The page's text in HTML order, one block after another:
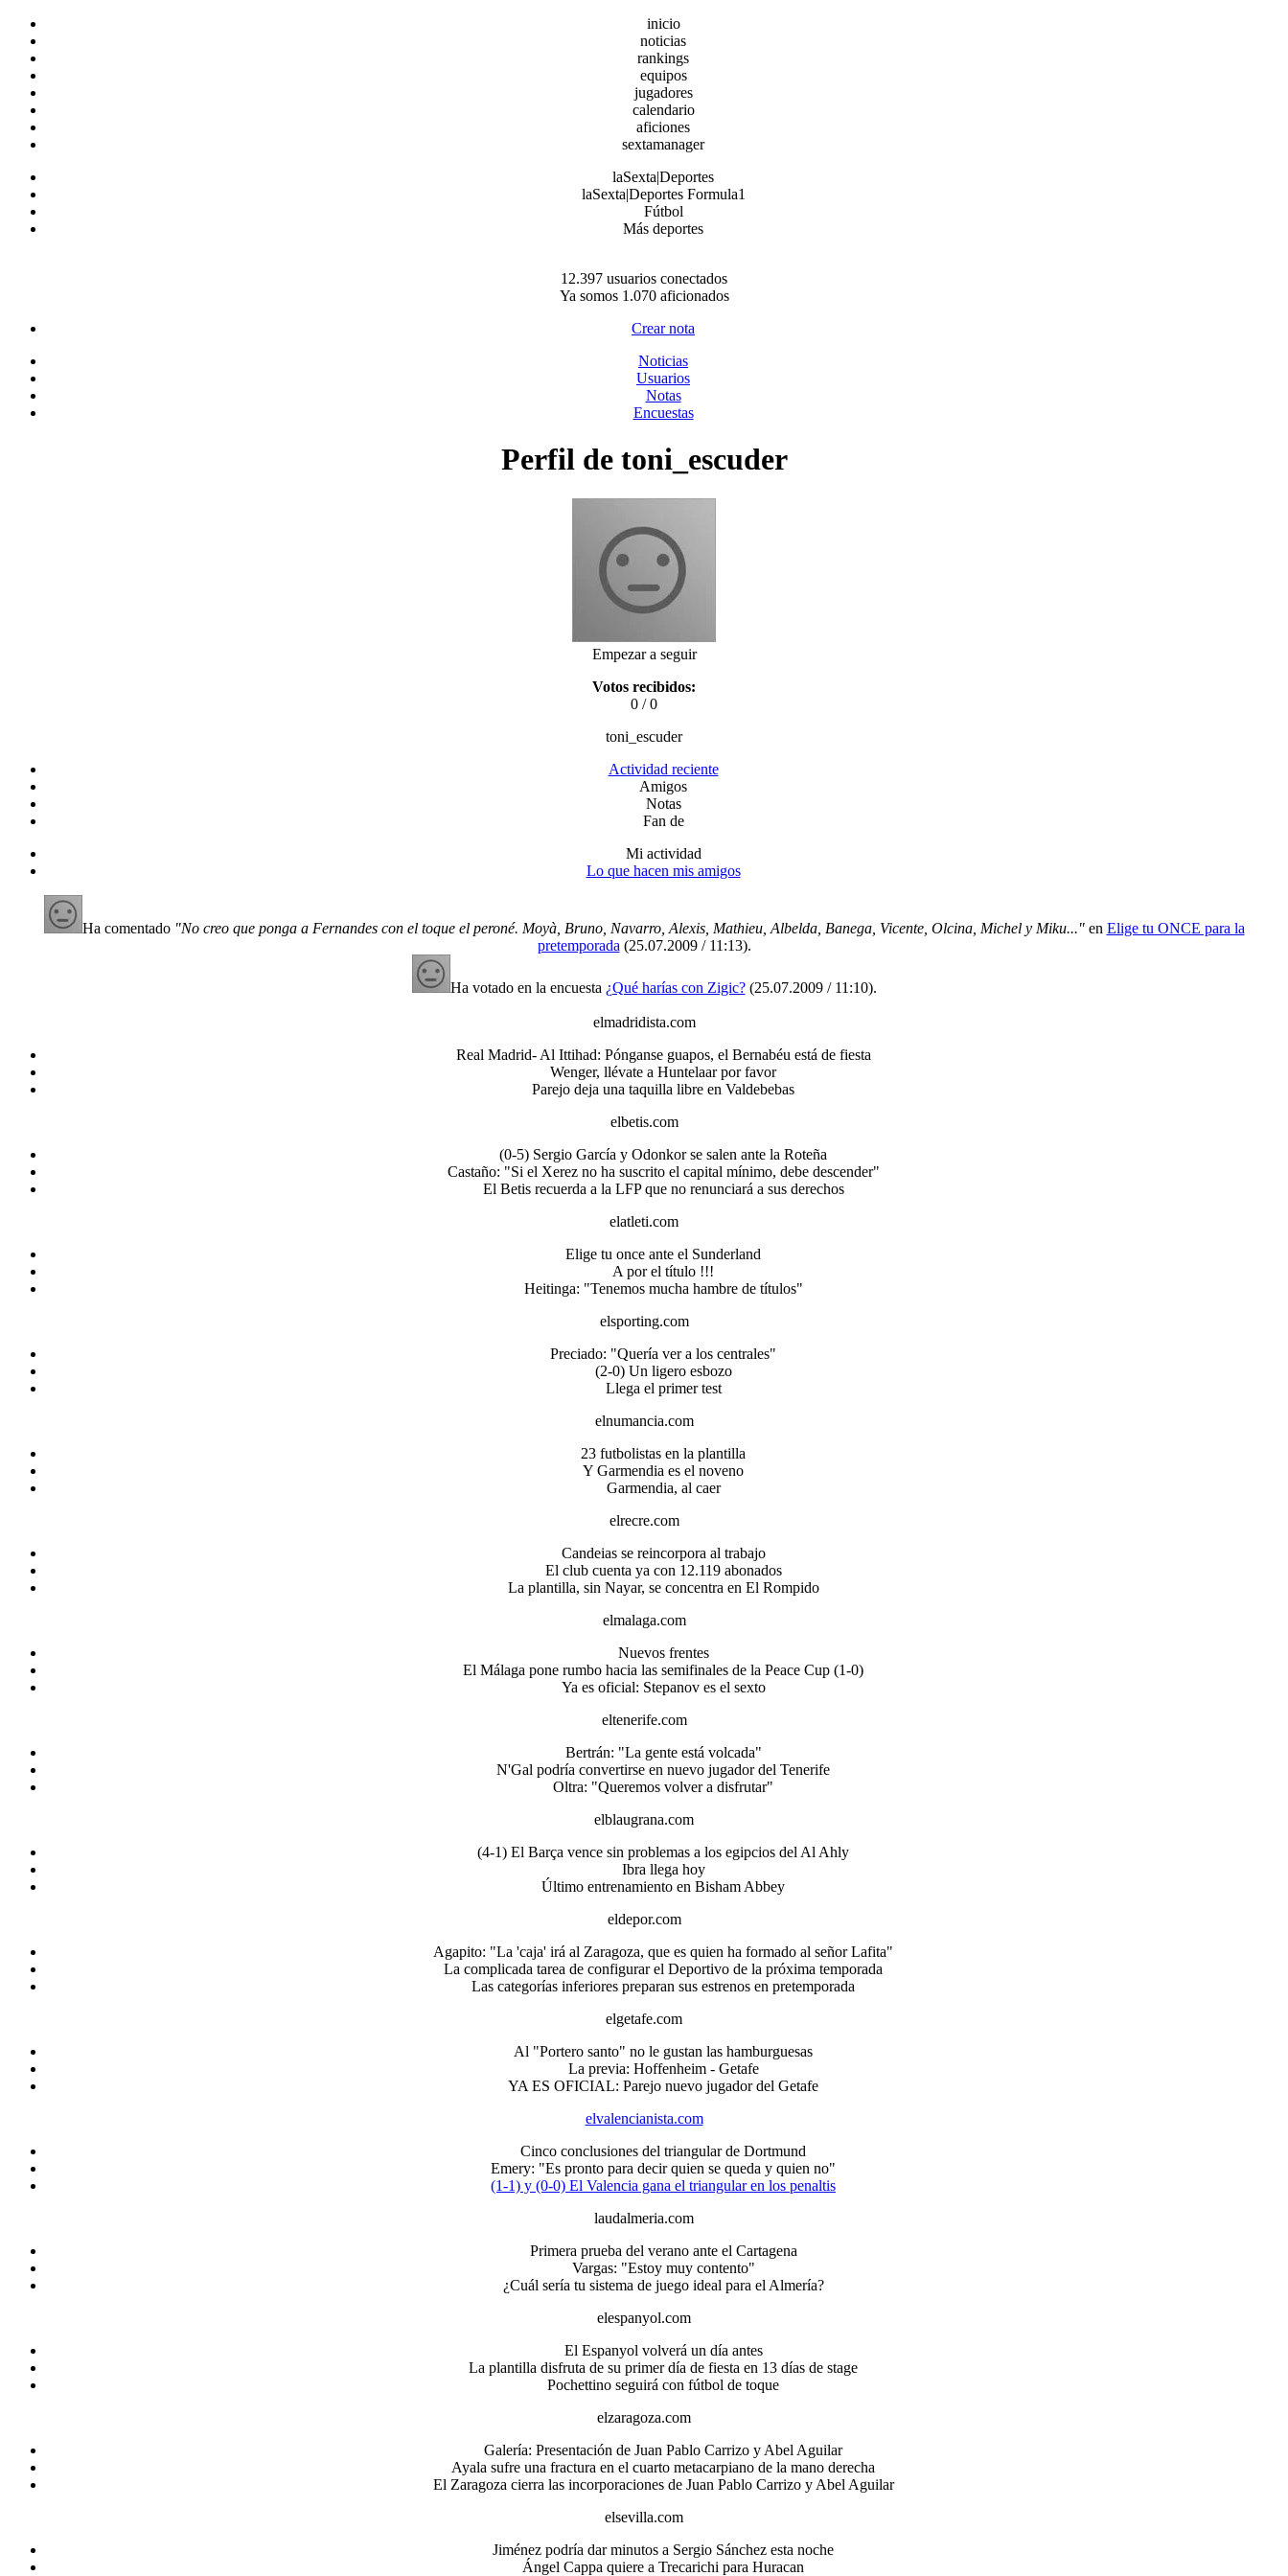
inicio
noticias
rankings
equipos
jugadores
calendario
aficiones
sextamanager
laSexta|Deportes
laSexta|Deportes Formula1
Fútbol
Más deportes
12.397 usuarios conectados
Ya somos 1.070 aficionados
Crear nota
Noticias
Usuarios
Notas
Encuestas
Perfil de toni_escuder
Empezar a seguir
Votos recibidos:
0 / 0
toni_escuder
Actividad reciente
Amigos
Notas
Fan de
Mi actividad
Lo que hacen mis amigos
Ha comentado "No creo que ponga a Fernandes con el toque el peroné. Moyà, Bruno, Navarro, Alexis, Mathieu, Albelda, Banega, Vicente, Olcina, Michel y Miku..."en Elige tu ONCE para la
pretemporada (25.07.2009 / 11:13).
Ha votado en la encuesta ¿Qué harías con Zigic? (25.07.2009 / 11:10).
elmadridista.com
Real Madrid- Al Ittihad: Pónganse guapos, el Bernabéu está de fiesta
Wenger, llévate a Huntelaar por favor
Parejo deja una taquilla libre en Valdebebas
elbetis.com
(0-5) Sergio García y Odonkor se salen ante la Roteña
Castaño: "Si el Xerez no ha suscrito el capital mínimo, debe descender"
El Betis recuerda a la LFP que no renunciará a sus derechos
elatleti.com
Elige tu once ante el Sunderland
A por el título !!!
Heitinga: "Tenemos mucha hambre de títulos"
elsporting.com
Preciado: "Quería ver a los centrales"
(2-0) Un ligero esbozo
Llega el primer test
elnumancia.com
23 futbolistas en la plantilla
Y Garmendia es el noveno
Garmendia, al caer
elrecre.com
Candeias se reincorpora al trabajo
El club cuenta ya con 12.119 abonados
La plantilla, sin Nayar, se concentra en El Rompido
elmalaga.com
Nuevos frentes
El Málaga pone rumbo hacia las semifinales de la Peace Cup (1-0)
Ya es oficial: Stepanov es el sexto
eltenerife.com
Bertrán: "La gente está volcada"
N'Gal podría convertirse en nuevo jugador del Tenerife
Oltra: "Queremos volver a disfrutar"
elblaugrana.com
(4-1) El Barça vence sin problemas a los egipcios del Al Ahly
Ibra llega hoy
Último entrenamiento en Bisham Abbey
eldepor.com
Agapito: "La 'caja' irá al Zaragoza, que es quien ha formado al señor Lafita"
La complicada tarea de configurar el Deportivo de la próxima temporada
Las categorías inferiores preparan sus estrenos en pretemporada
elgetafe.com
Al "Portero santo" no le gustan las hamburguesas
La previa: Hoffenheim - Getafe
YA ES OFICIAL: Parejo nuevo jugador del Getafe
elvalencianista.com
Cinco conclusiones del triangular de Dortmund
Emery: "Es pronto para decir quien se queda y quien no"
(1-1) y (0-0) El Valencia gana el triangular en los penaltis
laudalmeria.com
Primera prueba del verano ante el Cartagena
Vargas: "Estoy muy contento"
¿Cuál sería tu sistema de juego ideal para el Almería?
elespanyol.com
El Espanyol volverá un día antes
La plantilla disfruta de su primer día de fiesta en 13 días de stage
Pochettino seguirá con fútbol de toque
elzaragoza.com
Galería: Presentación de Juan Pablo Carrizo y Abel Aguilar
Ayala sufre una fractura en el cuarto metacarpiano de la mano derecha
El Zaragoza cierra las incorporaciones de Juan Pablo Carrizo y Abel Aguilar
elsevilla.com
Jiménez podría dar minutos a Sergio Sánchez esta noche
Ángel Cappa quiere a Trecarichi para Huracan